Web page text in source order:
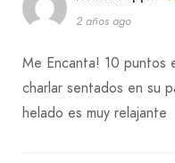
2 años ago
Me Encanta! 10 puntos
charlar sentados en su
helado es muy relajante